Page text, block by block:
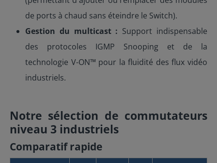
de ports à chaud sans éteindre le Switch).
Gestion du multicast : Support indispensable
des protocoles IGMP Snooping et de la
technologie V-ON™ pour la fluidité des flux vidéo
industriels.
Notre sélection de commutateurs
niveau 3 industriels
Comparatif rapide